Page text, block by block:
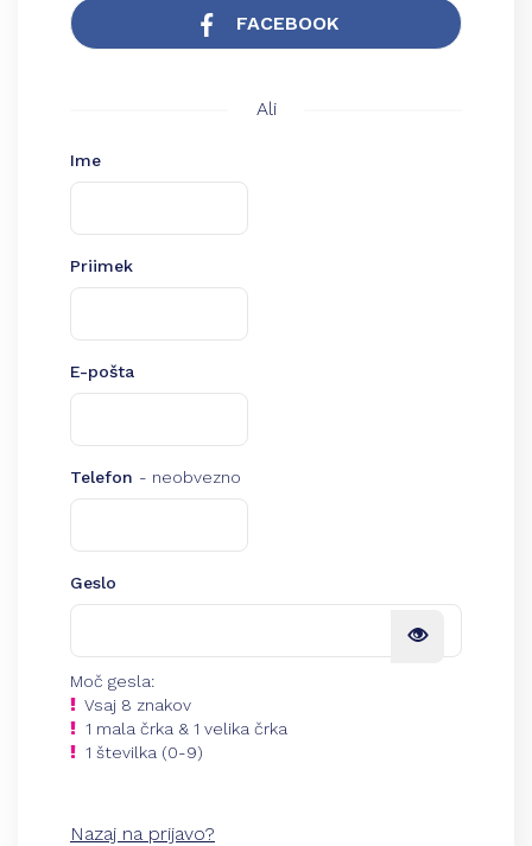
FACEBOOK
Ali
Ime
Priimek
E-pošta
Telefon - neobvezno
Geslo
Moč gesla:
Vsaj 8 znakov
1 mala črka & 1 velika črka
1 številka (0-9)
Nazaj na prijavo?